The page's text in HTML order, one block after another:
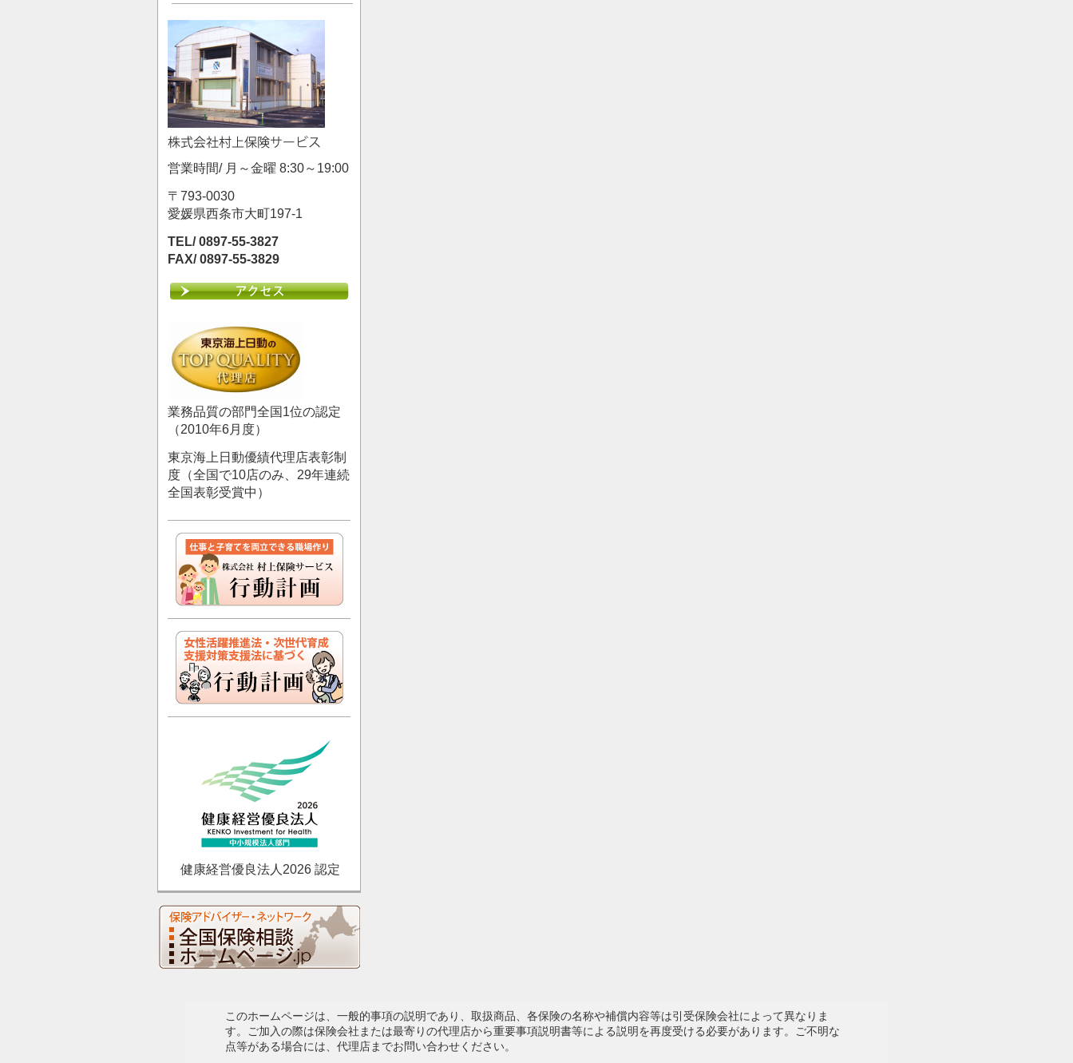
営業時間/ 月～金曜 8:30～19:00
〒793-0030
愛媛県西条市大町197-1
TEL/ 0897-55-3827
FAX/ 0897-55-3829
業務品質の部門全国1位の認定
（2010年6月度）
東京海上日動優績代理店表彰制
度（全国で10店のみ、29年連続
全国表彰受賞中）
健康経営優良法人2026 認定
このホームページは、一般的事項の説明であり、取扱商品、各保険の名称や補償内容等は引受保険会社によって異なりま
す。ご加入の際は保険会社または最寄りの代理店から重要事項説明書等による説明を再度受ける必要があります。ご不明な
点等がある場合には、代理店までお問い合わせください。